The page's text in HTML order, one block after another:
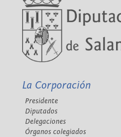
La Corporación
Presidente
Diputados
Delegaciones
Órganos colegiados